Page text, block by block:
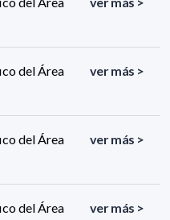
del Área
ver más >
del Área
ver más >
del Área
ver más >